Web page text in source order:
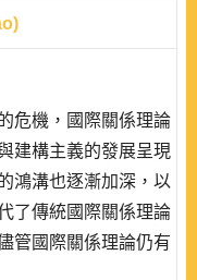
危機，國際關係理論
建構主義的發展呈現
鴻溝也逐漸加深，以
了傳統國際關係理論
管國際關係理論仍有